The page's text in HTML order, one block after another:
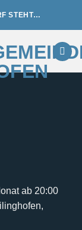
STEHT…
ab 20:00